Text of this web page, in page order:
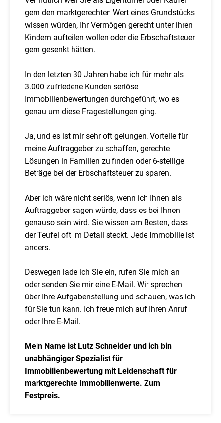
gern den marktgerechten Wert eines Grundstücks
wissen würden, Ihr Vermögen gerecht unter ihren
Kindern aufteilen wollen oder die Erbschaftsteuer
gern gesenkt hätten.
In den letzten 30 Jahren habe ich für mehr als
3.000 zufriedene Kunden seriöse
Immobilienbewertungen durchgeführt, wo es
genau um diese Fragestellungen ging.
Ja, und es ist mir sehr oft gelungen, Vorteile für
meine Auftraggeber zu schaffen, gerechte
Lösungen in Familien zu finden oder 6-stellige
Beträge bei der Erbschaftsteuer zu sparen.
Aber ich wäre nicht seriös, wenn ich Ihnen als
Auftraggeber sagen würde, dass es bei Ihnen
genauso sein wird. Sie wissen am Besten, dass
der Teufel oft im Detail steckt. Jede Immobilie ist
anders.
Deswegen lade ich Sie ein, rufen Sie mich an
oder senden Sie mir eine E-Mail. Wir sprechen
über Ihre Aufgabenstellung und schauen, was ich
für Sie tun kann. Ich freue mich auf Ihren Anruf
oder Ihre E-Mail.
Mein Name ist Lutz Schneider und ich bin
unabhängiger Spezialist für
Immobilienbewertung mit Leidenschaft für
marktgerechte Immobilienwerte. Zum
Festpreis.